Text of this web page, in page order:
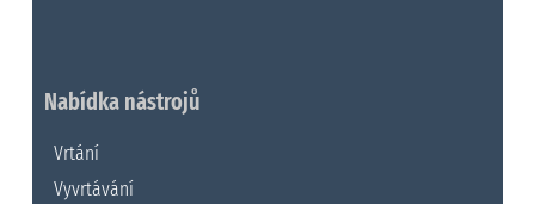
Nabídka nástrojů
Vrtání
Vyvrtávání